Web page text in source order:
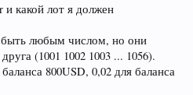
какой лот я должен
любым числом, но они
(1001 1002 1003 ... 1056).
800USD, 0,02 для баланса